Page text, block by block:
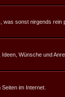
was sonst nirgends rein
Wünsche und
im Internet.